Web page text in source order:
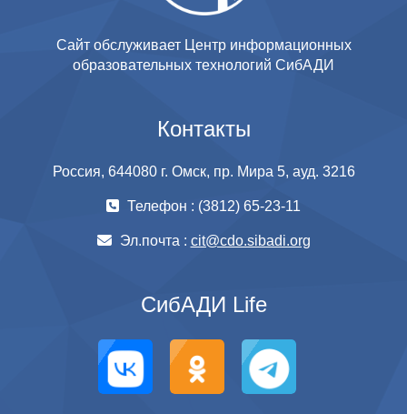
Сайт обслуживает Центр информационных
образовательных технологий СибАДИ
Контакты
Россия, 644080 г. Омск, пр. Мира 5, ауд. 3216
Телефон : (3812) 65-23-11
Эл.почта : cit@cdo.sibadi.org
СибАДИ Life